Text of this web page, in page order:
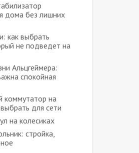
дома без лишних
как выбрать
не подведет на
Альцгеймера:
спокойная
на
для сети
на колесиках
стройка,